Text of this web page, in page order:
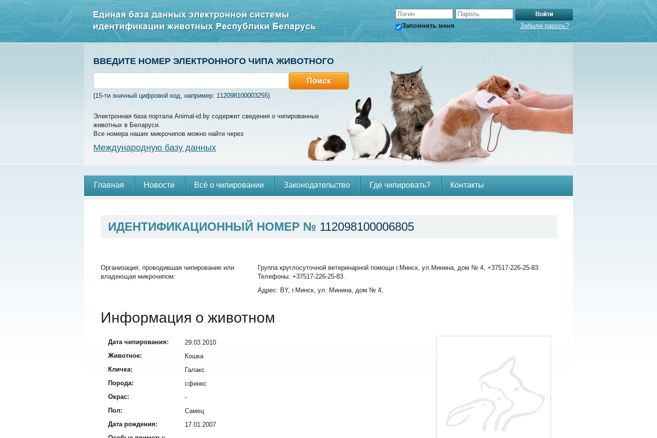
Запомнить меня Забыли пароль?
ВВЕДИТЕ НОМЕР ЭЛЕКТРОННОГО ЧИПА ЖИВОТНОГО
(15-ти значный цифровой код, например: 112098100003255)
Электронная база портала Animal-id.by содержит сведения о чипированных
животных в Беларуси.
Все номера наших микрочипов можно найти через
Международную базу данных
Главная Новости Всё о чипировании Законодательство Где чипировать? Контакты
ИДЕНТИФИКАЦИОННЫЙ НОМЕР № 112098100006805
Организация, проводившая чипирование или
владеющая микрочипом:
Группа круглосуточной ветеринарной помощи г.Минск, ул.Минина, дом № 4, +37517-226-25-83.
Телефоны: +37517-226-25-83.
Адрес: BY, г.Минск, ул. Минина, дом № 4,
Информация о животном
Дата чипирования:
29.03.2010
Животное:
Кошка
Кличка:
Галакс
Порода:
сфинкс
Окрас:
-
Пол:
Самец
Дата рождения:
17.01.2007